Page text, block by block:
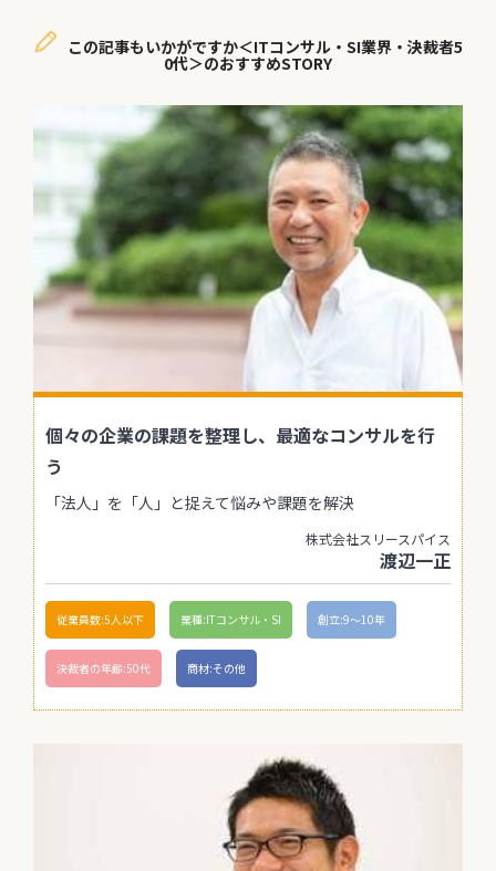
この記事もいかがですか＜ITコンサル・SI業界・決裁者5
0代＞のおすすめSTORY
個々の企業の課題を整理し、最適なコンサルを行
う
「法人」を「人」と捉えて悩みや課題を解決
株式会社スリースパイス
渡辺一正
従業員数:5人以下 業種:ITコンサル・SI 創立:9〜10年
決裁者の年齢:50代 商材:その他